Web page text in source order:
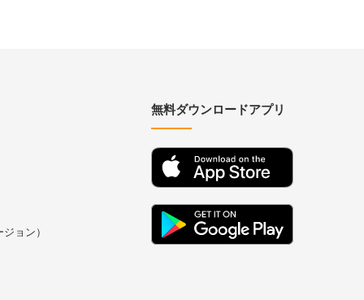
ョン）
無料ダウンロードアプリ